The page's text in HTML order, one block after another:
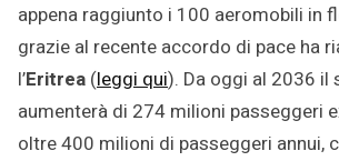
appena raggiunto i 100 aeromobili in
grazie al recente accordo di pace ha
l’Eritrea (leggi qui). Da oggi al 2036 il
aumenterà di 274 milioni passeggeri
oltre 400 milioni di passeggeri annui,